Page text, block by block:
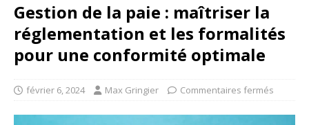
Gestion de la paie : maîtriser la
réglementation et les formalités
pour une conformité optimale
février 6, 2024 Max Gringier Commentaires fermés